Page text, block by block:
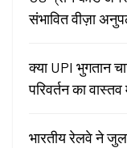
संभावित वीज़ा
क्या UPI भुगतान
परिवर्तन का
भारतीय रेलवे ने